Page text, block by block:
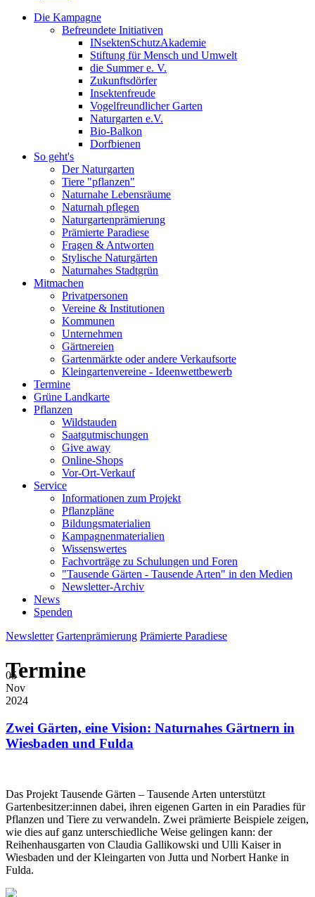
Die Kampagne
Befreundete Initiativen
INsektenSchutzAkademie
Stiftung für Mensch und Umwelt
die Summer e. V.
Zukunftsdörfer
Insektenfreude
Vogelfreundlicher Garten
Naturgarten e.V.
Bio-Balkon
Dorfbienen
So geht's
Der Naturgarten
Tiere "pflanzen"
Naturnahe Lebensräume
Naturnah pflegen
Naturgartenprämierung
Prämierte Paradiese
Fragen & Antworten
Stylische Naturgärten
Naturnahes Stadtgrün
Mitmachen
Privatpersonen
Vereine & Institutionen
Kommunen
Unternehmen
Gärtnereien
Gartenmärkte oder andere Verkaufsorte
Kleingartenvereine - Ideenwettbewerb
Termine
Grüne Landkarte
Pflanzen
Wildstauden
Saatgutmischungen
Give away
Online-Shops
Vor-Ort-Verkauf
Service
Informationen zum Projekt
Pflanzpläne
Bildungsmaterialien
Kampagnenmaterialien
Wissenswertes
Fachvorträge zu Schulungen und Foren
"Tausende Gärten - Tausende Arten" in den Medien
Newsletter-Archiv
News
Spenden
Newsletter Gartenprämierung Prämierte Paradiese
Termine
05
Nov
2024
Zwei Gärten, eine Vision: Naturnahes Gärtnern in
Wiesbaden und Fulda
Das Projekt Tausende Gärten – Tausende Arten unterstützt
Gartenbesitzer:innen dabei, ihren eigenen Garten in ein Paradies für
Pflanzen und Tiere zu verwandeln. Zwei prämierte Beispiele zeigen,
wie dies auf ganz unterschiedliche Weise gelingen kann: der
Reihenhausgarten von Claudia Gallikowski und Ulli Kaiser in
Wiesbaden und der Kleingarten von Jutta und Norbert Hanke in
Fulda.